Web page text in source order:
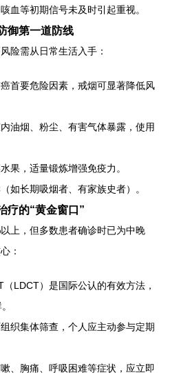
血等初期信号未及时引起重视。
御第一道防线
险需从日常生活入手：
癌首要危险因素，戒烟可显著降低风
油烟、粉尘、有害气体暴露，使用
果，适量锻炼增强免疫力。
如长期吸烟者、有家族史者）。
疗的“黄金窗口”
上，但多数患者确诊时已为中晚
：
（LDCT）是国际公认的有效方法，
组织集体筛查，个人应主动参与定期
嗽、胸痛、呼吸困难等症状，应立即